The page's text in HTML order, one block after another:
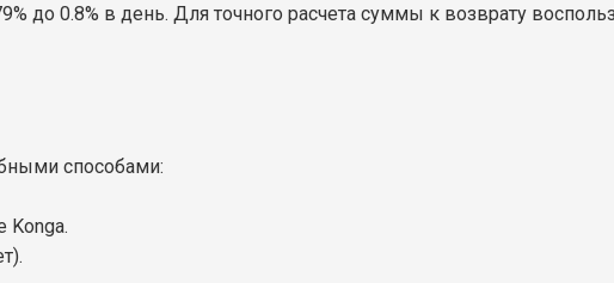
до 0.8% в день. Для точного расчета суммы к возврату
способами:
Konga.